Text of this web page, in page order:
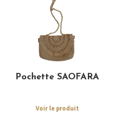
Pochette SAOFARA
Voir le produit